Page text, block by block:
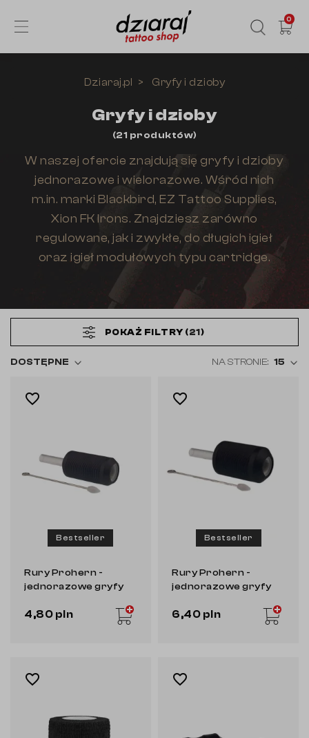
0
Dziaraj.pl Gryfy i dzioby
Gryfy i dzioby
(21 produktów)
W naszej ofercie znajdują się gryfy i dzioby
jednorazowe i wielorazowe. Wśród nich
m.in. marki Blackbird, EZ Tattoo Supplies,
Xion FK Irons. Znajdziesz zarówno
regulowane, jak i zwykłe, do długich igieł
oraz igieł modułowych typu cartridge.
POKAŻ FILTRY (21)
DOSTĘPNE NA STRONIE: 15
Bestseller
favorite_border
Rury Prohern -
jednorazowe gryfy
4,80 pln
Bestseller
favorite_border
Rury Prohern -
jednorazowe gryfy
6,40 pln
favorite_border favorite_border